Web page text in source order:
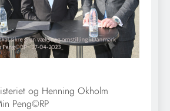
og Henning Okholm
Peng©RP